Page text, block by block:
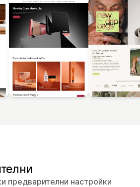
предварителни настройки